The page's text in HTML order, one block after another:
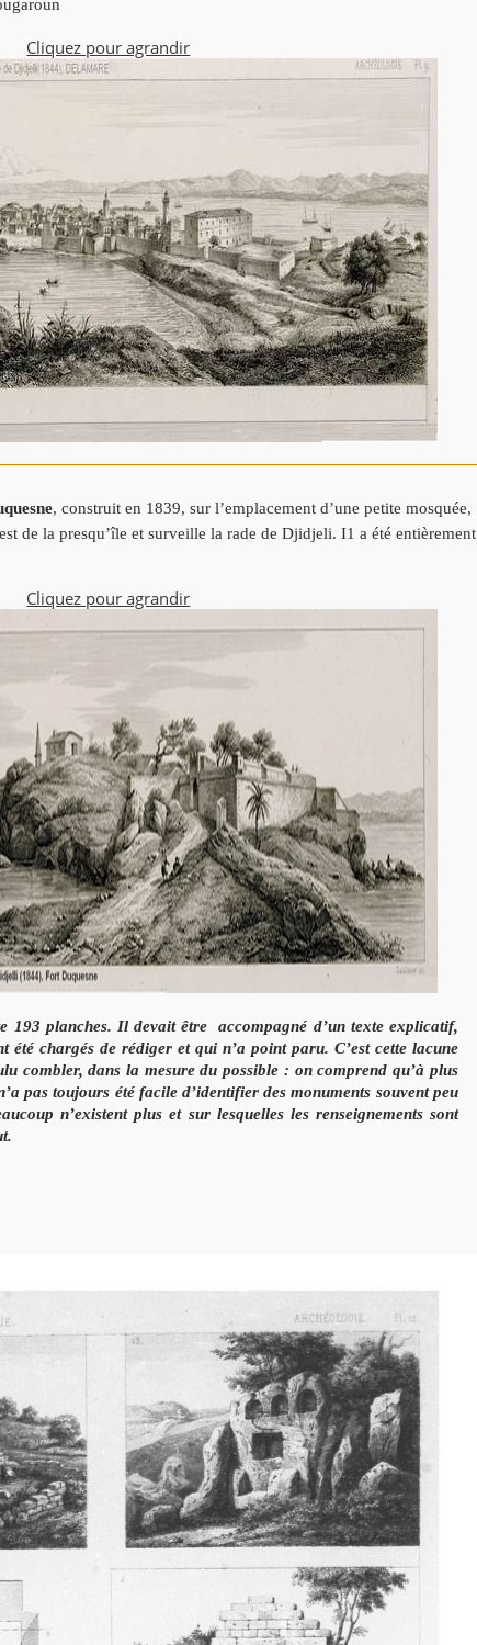
Cliquez pour agrandir
, construit en 1839, sur l’emplacement d’une petite mosquée,
de la presqu’île et surveille la rade de Djidjeli. I1 a été entièrement
Cliquez pour agrandir
193 planches. Il devait êtreaccompagné d’un texte explicatif,
été chargés de rédiger et qui n’a point paru. C’est cette lacune
combler, dans la mesure du possible : on comprend qu’à plus
pas toujours été facile d’identifier des monuments souvent peu
n’existent plus et sur lesquelles les renseignements sont